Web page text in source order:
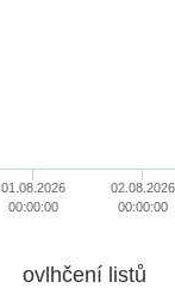
01.08.2026
00:00:00
02.08.2026
00:00:00
ovlhčení listů